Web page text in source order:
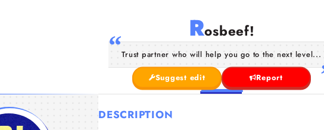
Rosbeef!
Trust partner who will help you go to the next level...
Suggest edit Report
DESCRIPTION